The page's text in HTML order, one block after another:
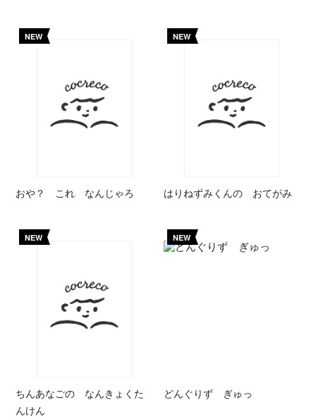
NEW
おや？ これ なんじゃろ
NEW
はりねずみくんの おてがみ
NEW
ちんあなごの なんきょくた
んけん
NEW
どんぐりず ぎゅっ